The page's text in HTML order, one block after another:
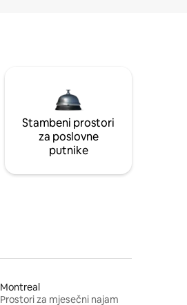
Stambeni prostori
za poslovne
putnike
Montreal
Prostori za mjesečni najam